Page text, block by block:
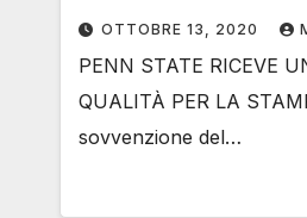
OTTOBRE 13, 2020
PENN STATE RICEVE
QUALITÀ PER LA
sovvenzione del…